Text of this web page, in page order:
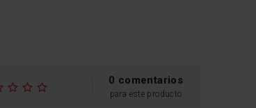
0 comentarios
para este producto